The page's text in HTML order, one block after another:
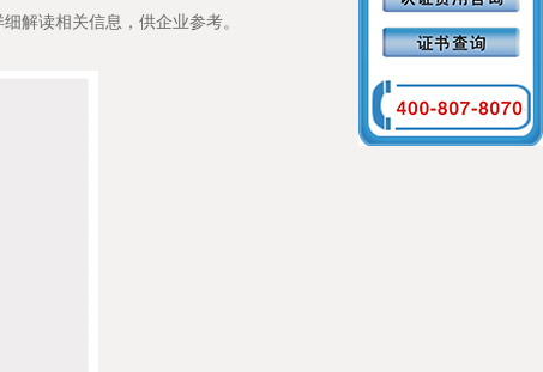
解读相关信息，供企业参考。